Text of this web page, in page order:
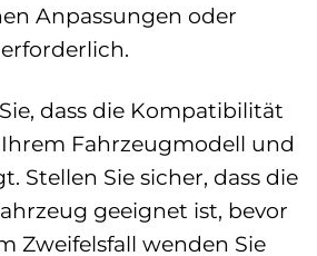
Anpassungen oder
dass die Kompatibilität
Fahrzeugmodell und
Stellen Sie sicher, dass die
geeignet ist, bevor
Zweifelsfall wenden Sie